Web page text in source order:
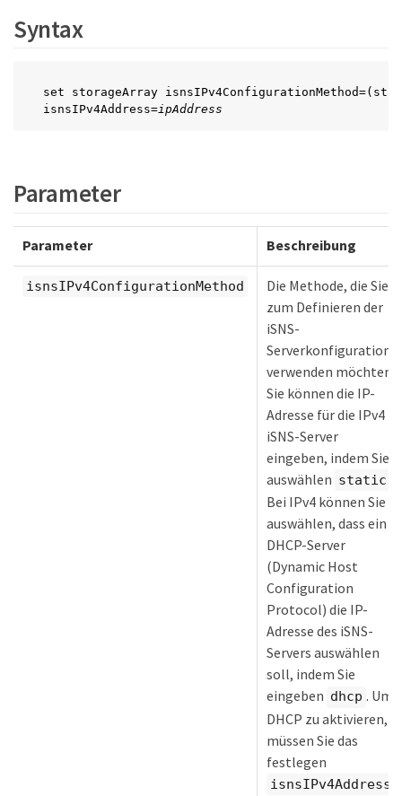
Syntax
set storageArray
isnsIPv4Address=ipAddress
Parameter
Parameter Beschreibung
isnsIPv4ConfigurationMethod
Die Methode, die Sie
zum Definieren der
iSNS-
Serverkonfiguration
verwenden möchten.
Sie können die IP-
Adresse für die IPv4
iSNS-Server
eingeben, indem Sie
auswählen static
Bei IPv4 können Sie
auswählen, dass ein
DHCP-Server
(Dynamic Host
Configuration
Protocol) die IP-
Adresse des iSNS-
Servers auswählen
soll, indem Sie
eingeben dhcp . Um
DHCP zu aktivieren,
müssen Sie das
festlegen
isnsIPv4Address